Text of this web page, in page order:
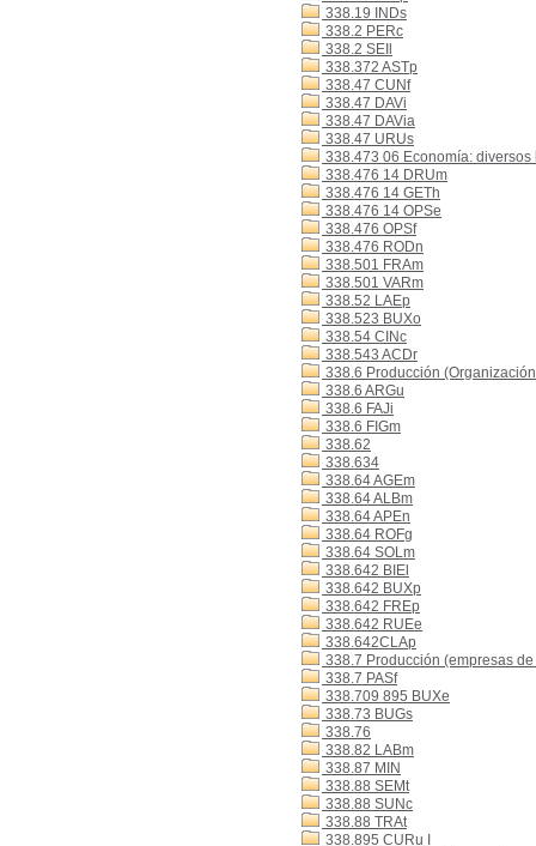
338.19 INDs
338.2 PERc
338.2 SEIl
338.372 ASTp
338.47 CUNf
338.47 DAVi
338.47 DAVia
338.47 URUs
338.473 06 Economía:
338.476 14 DRUm
338.476 14 GETh
338.476 14 OPSe
338.476 OPSf
338.476 RODn
338.501 FRAm
338.501 VARm
338.52 LAEp
338.523 BUXo
338.54 CINc
338.543 ACDr
338.6 Producción
338.6 ARGu
338.6 FAJi
338.6 FIGm
338.62
338.634
338.64 AGEm
338.64 ALBm
338.64 APEn
338.64 ROFg
338.64 SOLm
338.642 BIEl
338.642 BUXp
338.642 FREp
338.642 RUEe
338.642CLAp
338.7 Producción (empresas
338.7 PASf
338.709 895 BUXe
338.73 BUGs
338.76
338.82 LABm
338.87 MIN
338.88 SEMt
338.88 SUNc
338.88 TRAt
338.895 CURu I